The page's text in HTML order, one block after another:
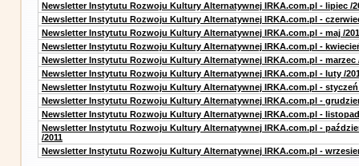
Newsletter Instytutu Rozwoju Kultury Alternatywnej IRKA.com.pl - lipiec /
Newsletter Instytutu Rozwoju Kultury Alternatywnej IRKA.com.pl -
Newsletter Instytutu Rozwoju Kultury Alternatywnej IRKA.com.pl - maj /
Newsletter Instytutu Rozwoju Kultury Alternatywnej IRKA.com.pl -
Newsletter Instytutu Rozwoju Kultury Alternatywnej IRKA.com.pl - marzec
Newsletter Instytutu Rozwoju Kultury Alternatywnej IRKA.com.pl - luty /
Newsletter Instytutu Rozwoju Kultury Alternatywnej IRKA.com.pl - styczeń
Newsletter Instytutu Rozwoju Kultury Alternatywnej IRKA.com.pl -
Newsletter Instytutu Rozwoju Kultury Alternatywnej IRKA.com.pl - listopad
Newsletter Instytutu Rozwoju Kultury Alternatywnej IRKA.com.pl -
/2011
Newsletter Instytutu Rozwoju Kultury Alternatywnej IRKA.com.pl -